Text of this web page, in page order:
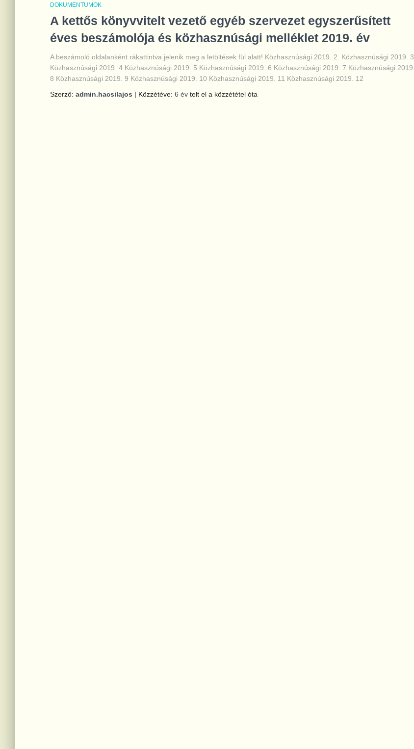
DOKUMENTUMOK
A kettős könyvvitelt vezető egyéb szervezet egyszerűsített
éves beszámolója és közhasznúsági melléklet 2019. év
A beszámoló oldalanként rákattintva jelenik meg a letöltések fül alatt! Közhasznúsági 2019. 2. Közhasznúsági 2019. 3
Közhasznúsági 2019. 4 Közhasznúsági 2019. 5 Közhasznúsági 2019. 6 Közhasznúsági 2019. 7 Közhasznúsági 2019.
8 Közhasznúsági 2019. 9 Közhasznúsági 2019. 10 Közhasznúsági 2019. 11 Közhasznúsági 2019. 12
Szerző: admin.hacsilajos | Közzétéve: 6 év telt el a közzététel óta